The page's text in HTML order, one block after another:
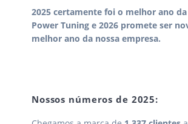
2025 certamente foi o melhor ano
Power Tuning e 2026 promete ser
melhor ano da nossa empresa.
Nossos números de 2025: